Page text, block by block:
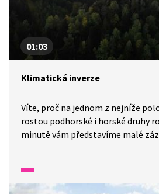
01:03
Klimatická inverze
Víte, proč na jednom z nejníže
rostou podhorské i horské druhy
minutě vám představíme malé